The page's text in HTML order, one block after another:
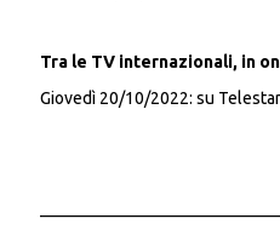
Tra le TV internazionali, in
Giovedì 20/10/2022: su